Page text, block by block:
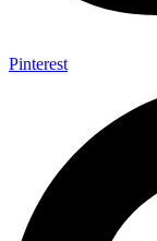
Pinterest